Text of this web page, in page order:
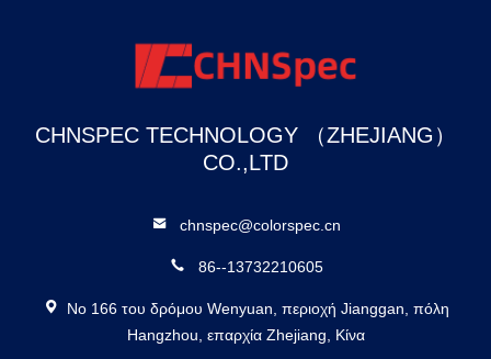
CHNSPEC TECHNOLOGY （ZHEJIANG）
CO.,LTD
chnspec@colorspec.cn
86--13732210605
Νο 166 του δρόμου Wenyuan, περιοχή Jianggan, πόλη
Hangzhou, επαρχία Zhejiang, Κίνα